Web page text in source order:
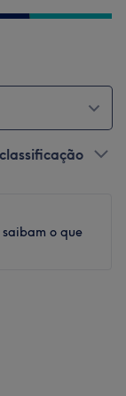
saibam o que